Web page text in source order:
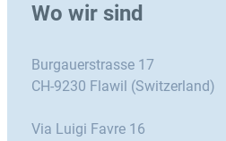
Wo wir sind
Burgauerstrasse 17
CH-9230 Flawil (Switzerland)
Via Luigi Favre 16